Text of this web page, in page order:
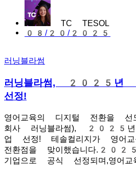
TC TESOL
08/20/2025
러닝블라썸
러닝블라썸, 2025년
선정!
영어교육의 디지털 전환을 선도
회사 러닝블라썸), 2025년
업 선정! 테솔컬리지가 영어
전환점을 맞이했습니다
기업으로 공식 선정되며,영어